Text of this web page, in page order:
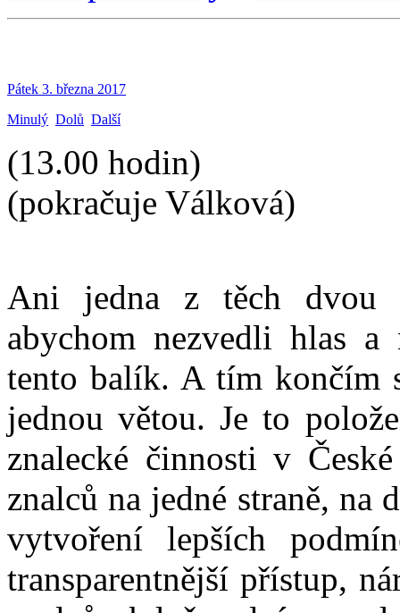
Pátek 3. března 2017
Minulý Dolů Další
(13.00 hodin)
(pokračuje Válková)
Ani jedna z těch dvou
abychom nezvedli hlas
tento balík. A tím končím
jednou větou. Je to
znalecké činnosti v
znalců na jedné straně, na
vytvoření lepších
transparentnější přístup,